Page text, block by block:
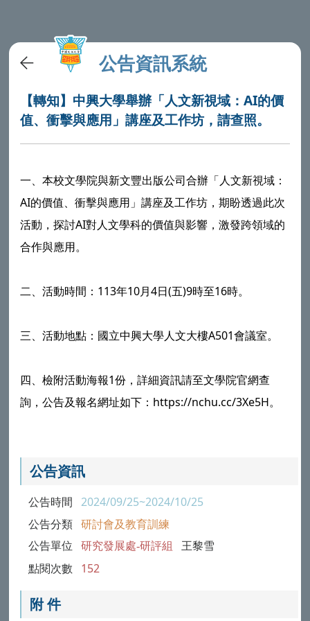
公告資訊系統
【轉知】中興大學舉辦「人文新視域：AI的價
值、衝擊與應用」講座及工作坊，請查照。
一、本校文學院與新文豐出版公司合辦「人文新視域：
AI的價值、衝擊與應用」講座及工作坊，期盼透過此次
活動，探討AI對人文學科的價值與影響，激發跨領域的
合作與應用。
二、活動時間：113年10月4日(五)9時至16時。
三、活動地點：國立中興大學人文大樓A501會議室。
四、檢附活動海報1份，詳細資訊請至文學院官網查
詢，公告及報名網址如下：https://nchu.cc/3Xe5H。
公告資訊
公告時間 2024/09/25~2024/10/25
公告分類 研討會及教育訓練
公告單位 研究發展處-研評組 王黎雪
點閱次數 152
附 件